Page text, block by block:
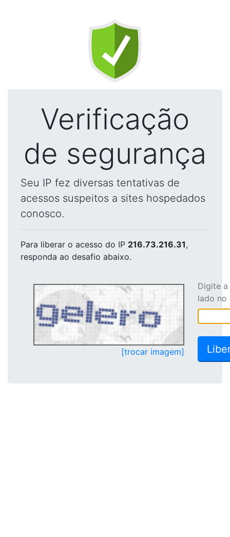
Verificação
de segurança
Seu IP fez diversas tentativas de
acessos suspeitos a sites hospedados
conosco.
Para liberar o acesso do IP 216.73.216.31,
responda ao desafio abaixo.
[trocar imagem]
Digite
lado no